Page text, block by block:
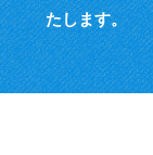
たします。